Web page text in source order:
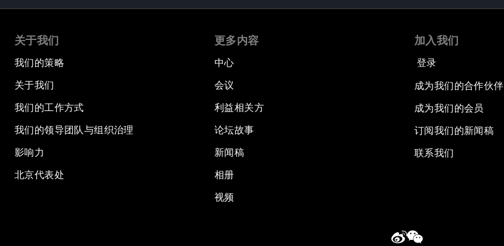
关于我们
我们的策略
关于我们
我们的工作方式
我们的领导团队与组织治理
影响力
北京代表处
更多内容
中心
会议
利益相关方
论坛故事
新闻稿
相册
视频
加入我们
登录
成为我们的合作伙伴
成为我们的会员
订阅我们的新闻稿
联系我们